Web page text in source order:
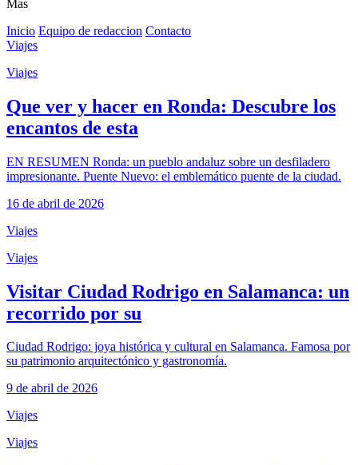
Mas
Inicio Equipo de redaccion Contacto
Viajes
Viajes
Que ver y hacer en Ronda: Descubre los
encantos de esta
EN RESUMEN Ronda: un pueblo andaluz sobre un desfiladero
impresionante. Puente Nuevo: el emblemático puente de la ciudad.
16 de abril de 2026
Viajes
Viajes
Visitar Ciudad Rodrigo en Salamanca: un
recorrido por su
Ciudad Rodrigo: joya histórica y cultural en Salamanca. Famosa por
su patrimonio arquitectónico y gastronomía.
9 de abril de 2026
Viajes
Viajes